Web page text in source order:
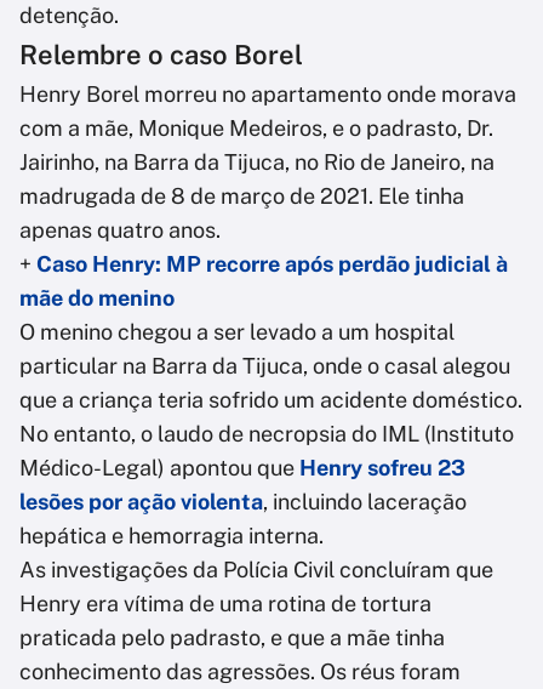
detenção.
Relembre o caso Borel
Henry Borel morreu no apartamento onde morava
com a mãe, Monique Medeiros, e o padrasto, Dr.
Jairinho, na Barra da Tijuca, no Rio de Janeiro, na
madrugada de 8 de março de 2021. Ele tinha
apenas quatro anos.
+ Caso Henry: MP recorre após perdão judicial à
mãe do menino
O menino chegou a ser levado a um hospital
particular na Barra da Tijuca, onde o casal alegou
que a criança teria sofrido um acidente doméstico.
No entanto, o laudo de necropsia do IML (Instituto
Médico-Legal) apontou que Henry sofreu 23
lesões por ação violenta, incluindo laceração
hepática e hemorragia interna.
As investigações da Polícia Civil concluíram que
Henry era vítima de uma rotina de tortura
praticada pelo padrasto, e que a mãe tinha
conhecimento das agressões. Os réus foram